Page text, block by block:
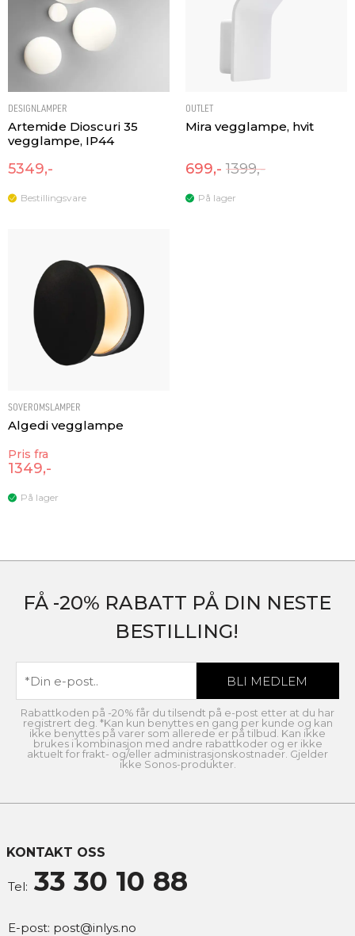
DESIGNLAMPER
Artemide Dioscuri 35
vegglampe, IP44
5349,-
Bestillingsvare
OUTLET
Mira vegglampe, hvit
699,- 1399,-
På lager
SOVEROMSLAMPER
Algedi vegglampe
Pris fra
1349,-
På lager
FÅ -20% RABATT PÅ DIN NESTE
BESTILLING!
Rabattkoden på -20% får du tilsendt på e-post etter at du har
registrert deg. *Kan kun benyttes en gang per kunde og kan
ikke benyttes på varer som allerede er på tilbud. Kan ikke
brukes i kombinasjon med andre rabattkoder og er ikke
aktuelt for frakt- og/eller administrasjonskostnader. Gjelder
ikke Sonos-produkter.
KONTAKT OSS
Tel: 33 30 10 88
E-post: post@inlys.no